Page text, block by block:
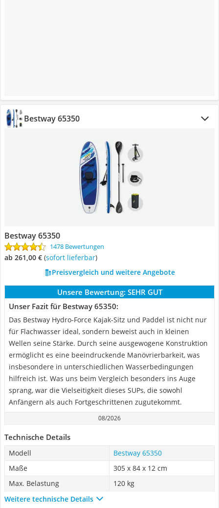
Bestway 65350
Bestway 65350
1478 Bewertungen
ab 261,00 € ( Sofort lieferbar)
Preisvergleich und weitere Angebote
Unsere Bewertung: SEHR GUT
Unser Fazit für Bestway 65350:
Das Bestway Hydro-Force Kajak-Sitz und Paddel ist nicht nur
für Flachwasser ideal, sondern beweist auch in kleinen
Wellen seine Stärke. Durch seine ausgewogene Konstruktion
ermöglicht es eine beeindruckende Manövrierbarkeit, was
insbesondere in unterschiedlichen Wasserbedingungen
hilfreich ist. Was uns beim Vergleich besonders ins Auge
sprang, war die Vielseitigkeit dieses SUPs, die sowohl
Anfängern als auch Fortgeschrittenen zugutekommt.
08/2026
Technische Details
Modell
Bestway 65350
Maße
305 x 84 x 12 cm
Max. Belastung
120 kg
Weitere technische Details